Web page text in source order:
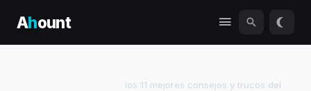
Ahount
los 11 mejores consejos y trucos del